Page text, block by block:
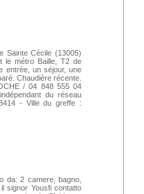
Sainte Cécile (13005)
le métro Baille, T2 de
entrèe, un séjour, une
Chaudière récente.
/ 04 848 555 04
du réseau
- Ville du greffe :
da: 2 camere, bagno,
signor Yousfi contatto